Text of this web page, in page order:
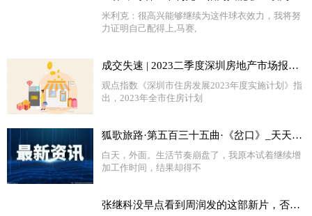
米利克：很高兴能够继续为这件球衣效力，我将努
力证明自己配得上,马赛,
成交失速 | 2023二季度深圳房地产市场报告|每日播报
观点指数《深圳市住房发展2023年度实施计划》指
出，2023年全市住房计划
狐歌旅路·第五百三十五曲·《岔口》_天天快播
白天，外面。生活节奏崩盘了，我原本试着继续增
加工作时间，结果却得不
张继科没早点看到周润发的这部新片，否则结局可能不一样 热门